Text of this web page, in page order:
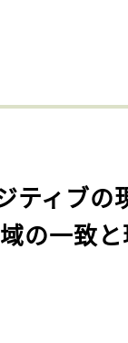
ティブの
の一致